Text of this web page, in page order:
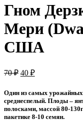
Гном
Мери
США
70₽ Первоначальная
70 ₽.
40 ₽Текущая
40 ₽.
Один из самых
среднеспелый. Плоды –
полосками, массой 80-
пакетике 8-10 семян.